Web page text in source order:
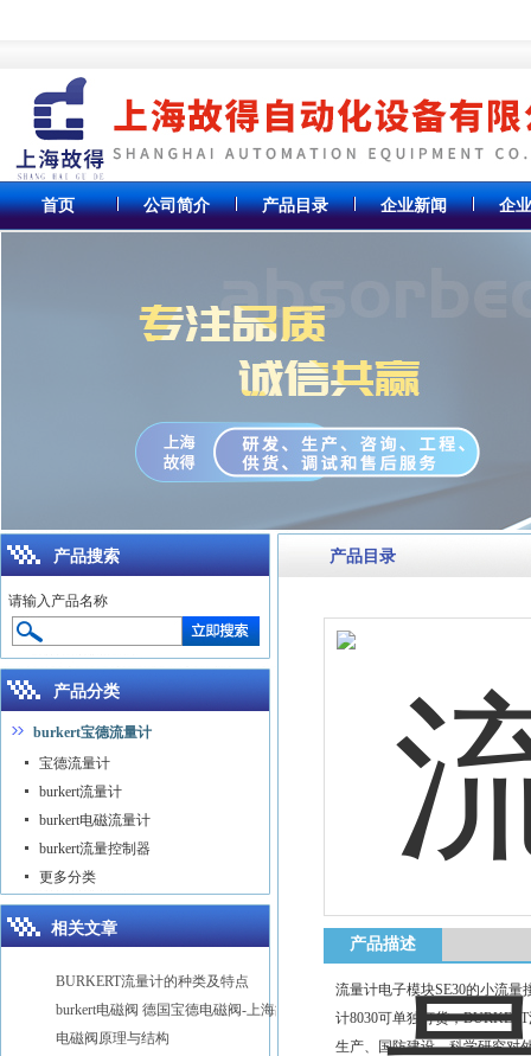
首页 公司简介 产品目录 企业新闻 企
产品目录
产品描述
流量计电子模块SE30的小流量
计8030可单独订货，
生产、国防建设、科学研究对
产品搜索
请输入产品名称
产品分类
burkert宝德流量计
宝德流量计
burkert流量计
burkert电磁流量计
burkert流量控制器
更多分类
相关文章
BURKERT流量计的种类及特点
电磁阀原理与结构